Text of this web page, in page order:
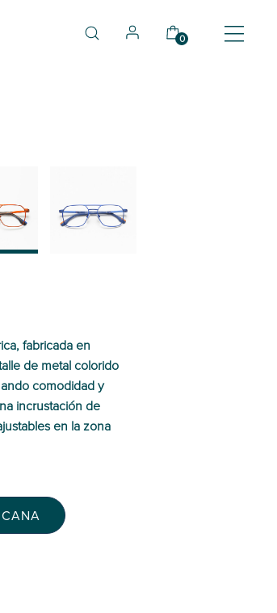
0
fabricada en
de metal colorido
comodidad y
incrustación de
en la zona